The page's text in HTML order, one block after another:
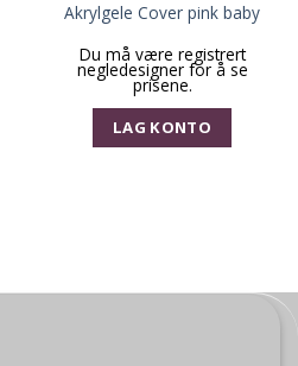
Akrylgele Cover pink baby
Du må være registrert
negledesigner for å se
prisene.
LAG KONTO